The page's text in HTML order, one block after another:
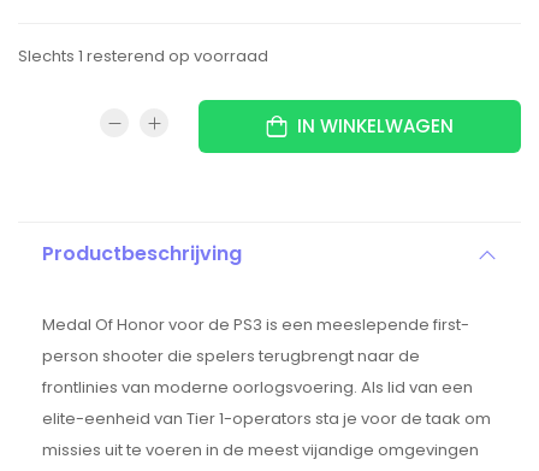
Slechts 1 resterend op voorraad
IN WINKELWAGEN
Productbeschrijving
Medal Of Honor voor de PS3 is een meeslepende first-
person shooter die spelers terugbrengt naar de
frontlinies van moderne oorlogsvoering. Als lid van een
elite-eenheid van Tier 1-operators sta je voor de taak om
missies uit te voeren in de meest vijandige omgevingen